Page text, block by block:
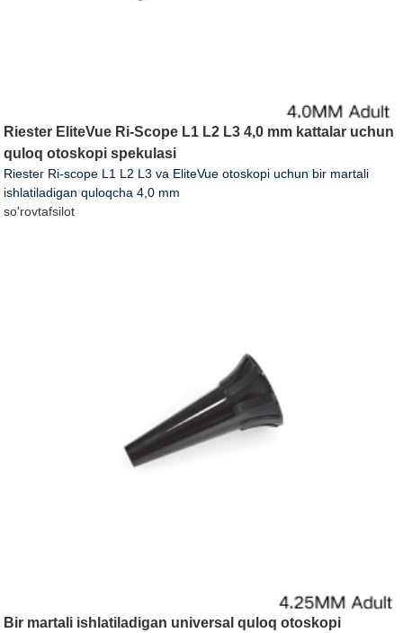
Riester EliteVue Ri-Scope L1 L2 L3 4,0 mm kattalar uchun
quloq otoskopi spekulasi
Riester Ri-scope L1 L2 L3 va EliteVue otoskopi uchun bir martali
ishlatiladigan quloqcha 4,0 mm
so'rovtafsilot
Bir martali ishlatiladigan universal quloq otoskopi